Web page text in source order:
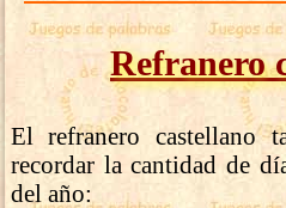
Refranero
El refranero castellano
recordar la cantidad de
del año: